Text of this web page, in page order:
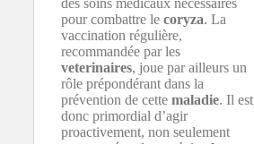
pour combattre le coryza. La
vaccination régulière,
recommandée par les
veterinaires, joue par ailleurs un
rôle prépondérant dans la
prévention de cette maladie. Il est
donc primordial d’agir
proactivement, non seulement